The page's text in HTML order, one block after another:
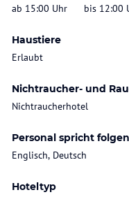
ab 15:00 Uhr
bis 12:00
Haustiere
Erlaubt
Nichtraucher- und
Nichtraucherhotel
Personal spricht
Englisch, Deutsch
Hoteltyp